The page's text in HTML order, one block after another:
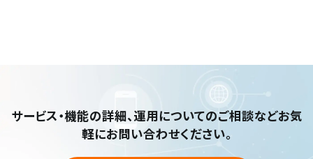
サービス・機能の詳細、運用についてのご相談などお気
軽にお問い合わせください。